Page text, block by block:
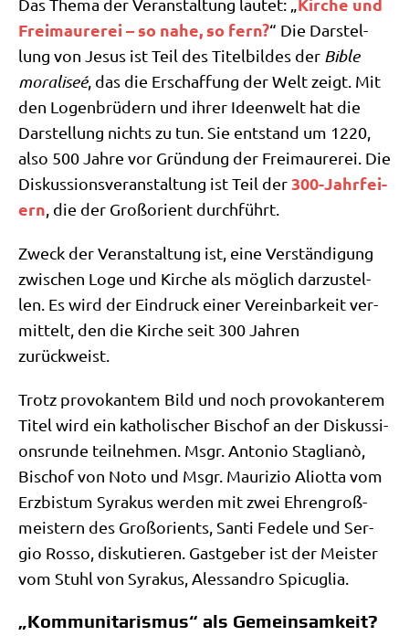
Das The­ma der Ver­an­stal­tung lau­tet: „
Frei­mau­re­rei – so nahe, so fern?“ Die Dar­stel­
lung von Jesus ist Teil des Titel­bil­des der Bible
mora­li­seé, das die Erschaf­fung der Welt zeigt. Mit
den Logen­brü­dern und ihrer Ideen­welt hat die
Dar­stel­lung nichts zu tun. Sie ent­stand um 1220,
also 500 Jah­re vor Grün­dung der Frei­mau­re­rei. Die
Dis­kus­si­ons­ver­an­stal­tung ist Teil der300-Jahr­fei­
ern , die der Groß­ori­ent durchführt.
Zweck der Ver­an­stal­tung ist, eine Ver­stän­di­gung
zwi­schen Loge und Kir­che als mög­lich dar­zu­stel­
len. Es wird der Ein­druck einer Ver­ein­bar­keit ver­
mit­telt, den die Kir­che seit 300 Jah­ren
zurückweist.
Trotz pro­vo­kan­tem Bild und noch pro­vo­kan­te­rem
Titel wird ein katho­li­scher Bischof an der Dis­kus­si­
ons­run­de teil­neh­men. Msgr. Anto­nio Sta­glianò,
Bischof von Noto und Msgr. Mau­ri­zio Ali­ot­ta vom
Erz­bis­tum Syra­kus wer­den mit zwei Ehren­groß­
mei­stern des Groß­ori­ents, San­ti Fede­le und Ser­
gio Ros­so, dis­ku­tie­ren. Gast­ge­ber ist der Mei­ster
vom Stuhl von Syra­kus, Ales­san­dro Spicuglia.
„Kommunitarismus“ als Gemeinsamkeit?